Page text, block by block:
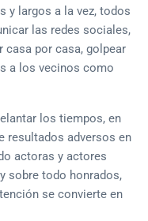
y largos a la vez, todos
las redes sociales,
casa por casa, golpear
a los vecinos como
los tiempos, en
resultados adversos en
actoras y actores
sobre todo honrados,
se convierte en